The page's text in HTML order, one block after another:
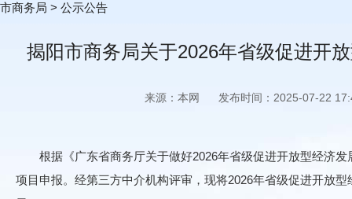
市商务局 > 公示公告
揭阳市商务局关于2026年省级促进开
来源：本网 发布时间：2025-07-22
根据《广东省商务厅关于做好2026年省级促进开放型经济发
项目申报。经第三方中介机构评审，现将2026年省级促进开放